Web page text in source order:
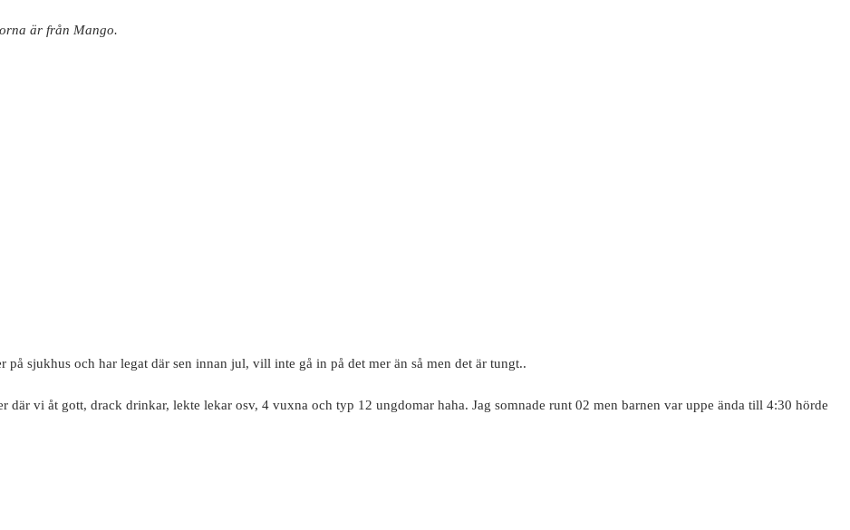
är från Mango.
sjukhus och har legat där sen innan jul, vill inte gå in på det mer än så men det är tungt..
vi åt gott, drack drinkar, lekte lekar osv, 4 vuxna och typ 12 ungdomar haha. Jag somnade runt 02 men barnen var uppe ända till 4:30 hörde